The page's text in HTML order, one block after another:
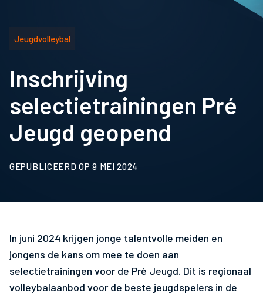
Jeugdvolleybal
Inschrijving
selectietrainingen Pré
Jeugd geopend
GEPUBLICEERD OP 9 MEI 2024
In juni 2024 krijgen jonge talentvolle meiden en
jongens de kans om mee te doen aan
selectietrainingen voor de Pré Jeugd. Dit is regionaal
volleybalaanbod voor de beste jeugdspelers in de